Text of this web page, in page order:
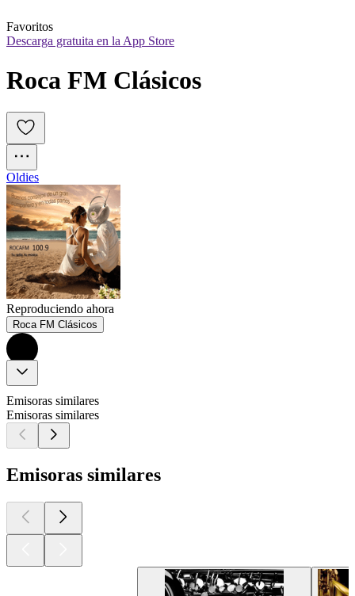
Favoritos
Descarga gratuita en la App Store
Roca FM Clásicos
Oldies
Reproduciendo ahora
Roca FM Clásicos
Emisoras similares
Emisoras similares
Emisoras similares